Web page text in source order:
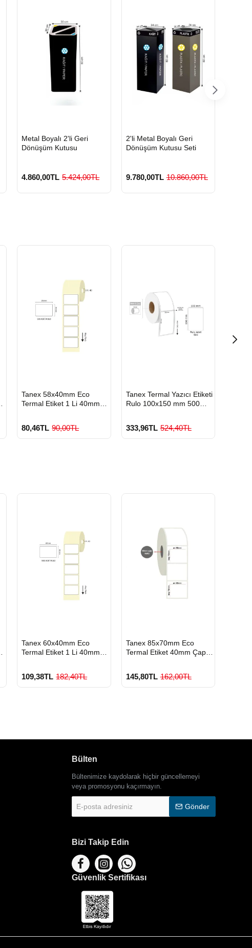
GÖNDERİ
Metal Boyalı 2'li Geri
Dönüşüm Kutusu
4.860,00TL 5.424,00TL
GÖNDERİ
2'li Metal Boyalı Geri
Dönüşüm Kutusu Seti
9.780,00TL 10.860,00TL
GÖNDERİ
Tanex 58x40mm Eco
Termal Etiket 1 Li 40mm
80,46TL 90,00TL
GÖNDERİ
Tanex Termal Yazıcı Etiketi
Rulo 100x150 mm 500
333,96TL 524,40TL
GÖNDERİ
Tanex 60x40mm Eco
Termal Etiket 1 Li 40mm
109,38TL 182,40TL
GÖNDERİ
Tanex 85x70mm Eco
Termal Etiket 40mm Çap
145,80TL 162,00TL
Bülten
Bültenimize kaydolarak hiçbir güncellemeyi
veya promosyonu kaçırmayın.
posta
Gönder
Bizi Takip Edin
Güvenlik Sertifikası